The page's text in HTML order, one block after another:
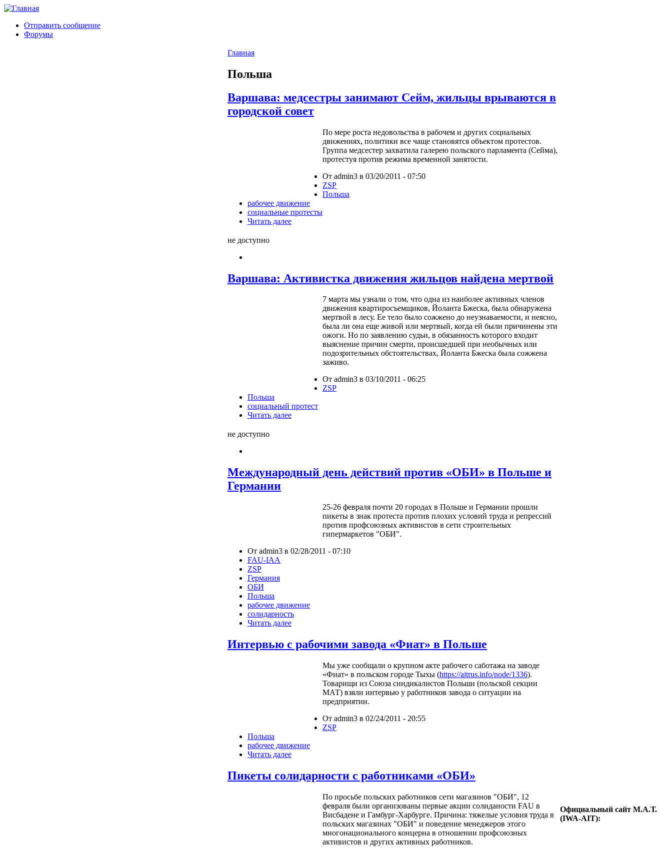
Отправить сообщение
Форумы
Главная
Польша
Варшава: медсестры занимают Сейм, жильцы врываются в
городской совет
По мере роста недовольства в рабочем и других социальных
движениях, политики все чаще становятся объектом протестов.
Группа медсестер захватила галерею польского парламента (Сейма),
протестуя против режима временной занятости.
От admin3 в 03/20/2011 - 07:50
ZSP
Польша
рабочее движение
социальные протесты
Читать далее
не доступно
Варшава: Активистка движения жильцов найдена мертвой
7 марта мы узнали о том, что одна из наиболее активных членов
движения квартиросъемщиков, Йоланта Бжеска, была обнаружена
мертвой в лесу. Ее тело было сожжено до неузнаваемости, и неясно,
была ли она еще живой или мертвый, когда ей были причинены эти
ожоги. Но по заявлению судьи, в обязанность которого входит
выяснение причин смерти, происшедшей при необычных или
подозрительных обстоятельствах, Йоланта Бжеска была сожжена
заживо.
От admin3 в 03/10/2011 - 06:25
ZSP
Польша
социальный протест
Читать далее
не доступно
Международный день действий против «ОБИ» в Польше и
Германии
25-26 февраля почти 20 городах в Польше и Германии прошли
пикеты в знак протеста против плохих условий труда и репрессий
против профсоюзных активистов в сети строительных
гипермаркетов "ОБИ".
От admin3 в 02/28/2011 - 07:10
FAU-IAA
ZSP
Германия
ОБИ
Польша
рабочее движение
солидарность
Читать далее
Интервью с рабочими завода «Фиат» в Польше
Мы уже сообщали о крупном акте рабочего саботажа на заводе
«Фиат» в польском городе Тыхы (https://aitrus.info/node/1336).
Товарищи из Союза синдикалистов Польши (польской секции
МАТ) взяли интервью у работников завода о ситуации на
предприятии.
От admin3 в 02/24/2011 - 20:55
ZSP
Польша
рабочее движение
Читать далее
Пикеты солидарности с работниками «ОБИ»
По просьбе польских работников сети магазинов "ОБИ", 12
февраля были организованы первые акции солиданости FAU в
Висбадене и Гамбург-Харбурге. Причина: тяжелые условия труда в
польских магазинах "ОБИ" и поведение менеджеров этого
многонационального концерна в отношении профсоюзных
активистов и других активных работников.
Официальный сайт М.А.Т.
(IWA-AIT):